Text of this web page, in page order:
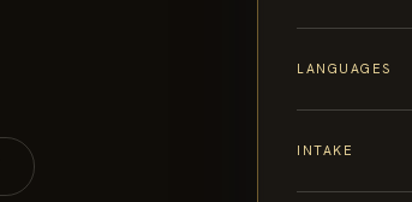
LANGUAGES
INTAKE